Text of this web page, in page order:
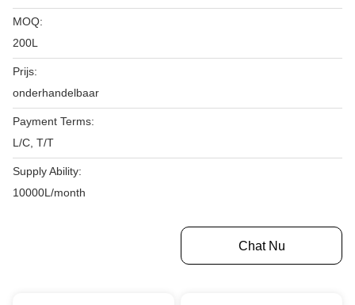
MOQ:
200L
Prijs:
onderhandelbaar
Payment Terms:
L/C, T/T
Supply Ability:
10000L/month
Chat Nu